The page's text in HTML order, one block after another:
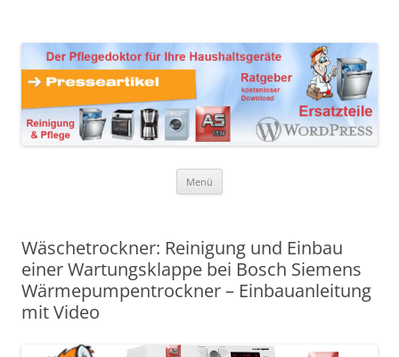
Haushaltsgeräte
Reinigungsprodukte und Pflegemittel
Menü
Wäschetrockner: Reinigung und Einbau
einer Wartungsklappe bei Bosch Siemens
Wärmepumpentrockner – Einbauanleitung
mit Video